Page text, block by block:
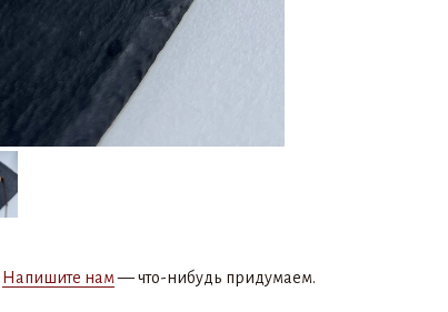
Напишите нам— что-нибудь придумаем.